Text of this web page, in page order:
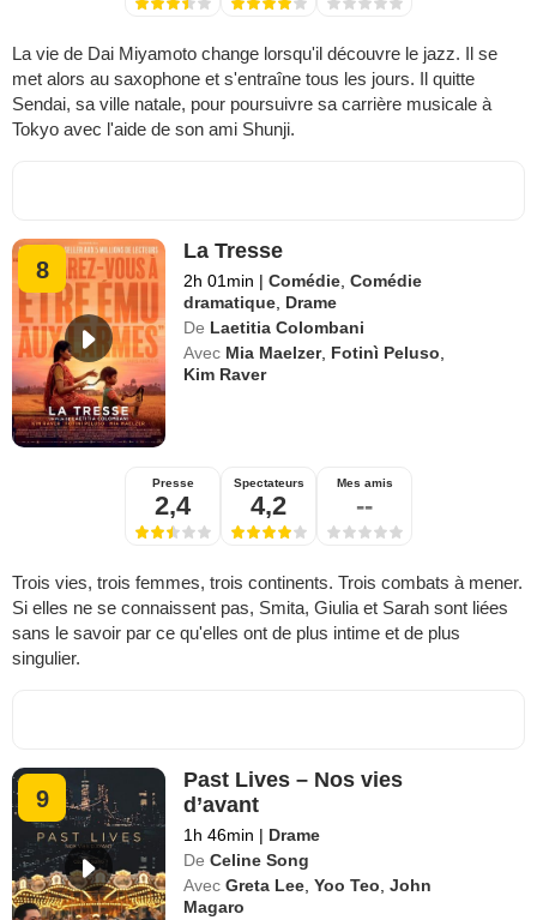
La vie de Dai Miyamoto change lorsqu'il découvre le jazz. Il se
met alors au saxophone et s'entraîne tous les jours. Il quitte
Sendai, sa ville natale, pour poursuivre sa carrière musicale à
Tokyo avec l'aide de son ami Shunji.
8
La Tresse
2h 01min | Comédie ,Comédie
dramatique Drame
De Laetitia Colombani
Avec Mia Maelzer, Fotinì Peluso
Kim Raver
Presse
2,4
Spectateurs
4,2
Mes amis
--
Trois vies, trois femmes, trois continents. Trois combats à mener.
Si elles ne se connaissent pas, Smita, Giulia et Sarah sont liées
sans le savoir par ce qu'elles ont de plus intime et de plus
singulier.
9
Past Lives – Nos vies
d’avant
1h 46min | Drame
De Celine Song
Avec Greta Lee ,Yoo Teo ,John
Magaro